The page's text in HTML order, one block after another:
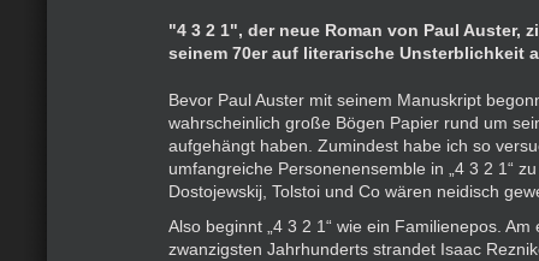
"4 3 2 1", der neue Roman von Paul Auster,
seinem 70er auf literarische Unsterblichkeit
Bevor Paul Auster mit seinem Manuskript
wahrscheinlich große Bögen Papier rund um
aufgehängt haben. Zumindest habe ich so
umfangreiche Personenensemble in „4 3 2 1“
Dostojewskij, Tolstoi und Co wären neidisch
Also beginnt „4 3 2 1“ wie ein Familienepos. Am
zwanzigsten Jahrhunderts strandet Isaac